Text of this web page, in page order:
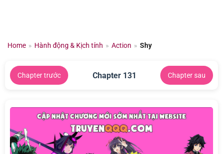
dungHome » Hành động & Kịch tính » Action » Shy
Chapter trước Chapter 131 Chapter sau